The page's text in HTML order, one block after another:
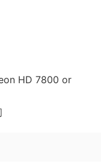
HD 7800 or